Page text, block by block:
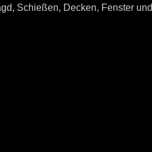
Schießen, Decken, Fenster und